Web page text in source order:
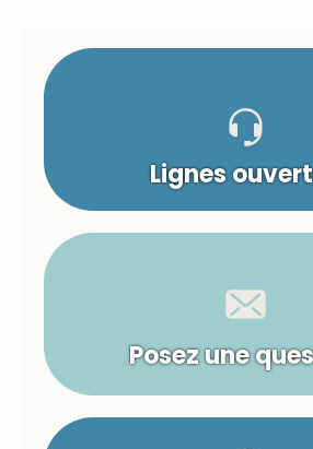
Lignes
Posez une